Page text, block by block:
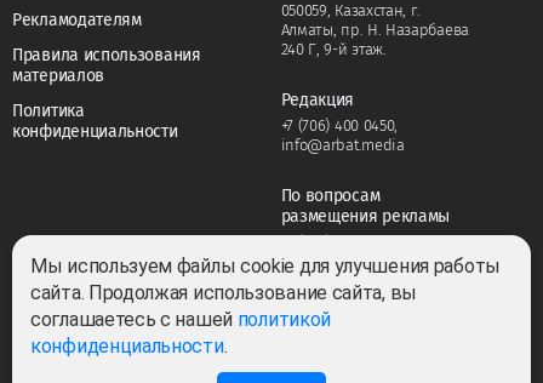
Рекламодателям
Правила использования
материалов
Политика
конфиденциальности
050059, Казахстан, г.
Алматы, пр. Н. Назарбаева
240 Г, 9-й этаж.
Редакция
+7 (706) 400 0450,
info@arbat.media
По вопросам
размещения рекламы
adv@arbat.media
Мы используем файлы cookie для улучшения работы
сайта. Продолжая использование сайта, вы
соглашаетесь с нашей политикой
конфиденциальности.